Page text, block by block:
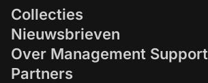
Collecties
Nieuwsbrieven
Over Management Support
Partners